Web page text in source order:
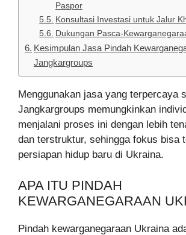
Paspor
Konsultasi Investasi untuk Jalur
Dukungan Pasca-
Kesimpulan Jasa Pindah
Jangkargroups
Menggunakan jasa yang terpercaya
Jangkargroups memungkinkan
menjalani proses ini dengan lebih
dan terstruktur, sehingga fokus bisa
persiapan hidup baru di Ukraina.
APA ITU PINDAH
KEWARGANEGARAAN
Pindah kewarganegaraan Ukraina